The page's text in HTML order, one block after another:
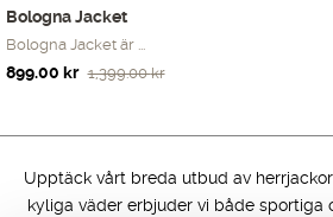
Bologna Jacket
Bologna Jacket är ...
1,399.00kr
Det
1,399.00 kr.
899.00 kr
Det
899.00 kr.
Upptäck vårt breda utbud av
kyliga väder erbjuder vi både sportiga